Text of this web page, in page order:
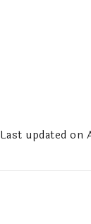
Last updated on